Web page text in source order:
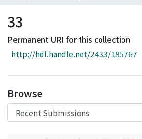
Download Ranking
Access Statistics
33
Permanent URI for this collection
http://hdl.handle.net/2433/185767
Browse